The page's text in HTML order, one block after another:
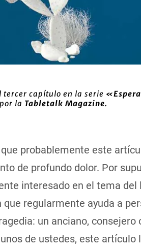
tercer capítulo en la serie
la Tabletalk Magazine.
probablemente este
de profundo dolor. Por
interesado en el tema del
que regularmente ayuda a
un anciano, consejero
de ustedes, este artículo